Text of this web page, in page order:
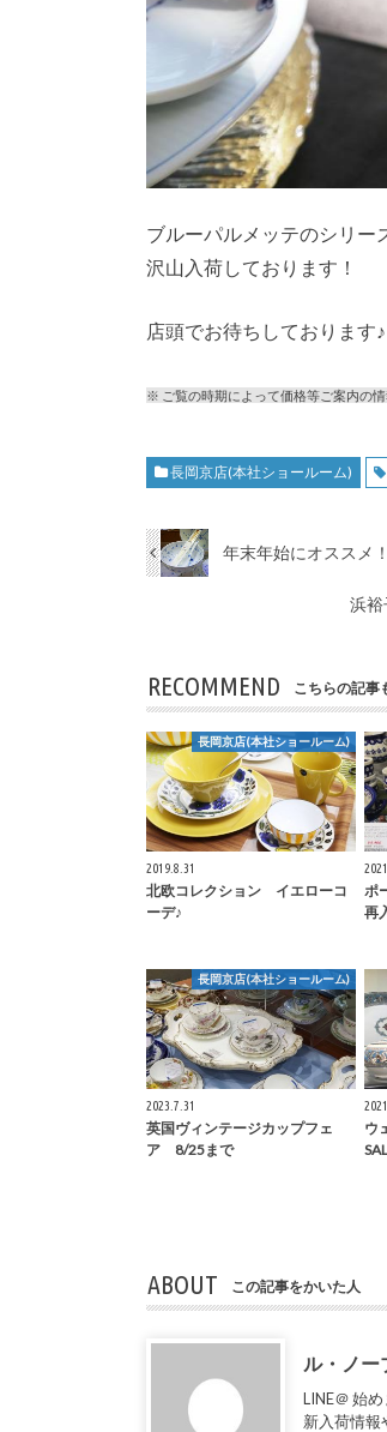
ブルーパルメッテのシリー
沢山入荷しております！
店頭でお待ちしております♪
※ ご覧の時期によって価格等ご案内の
長岡京店(本社ショールーム)
年末年始にオススメ
浜
RECOMMEND こちらの記事
長岡京店(本社ショールーム)
2019.8.31
北欧コレクション イエローコ
ーデ♪
ポ
再
長岡京店(本社ショールーム)
2023.7.31
英国ヴィンテージカップフェ
ア 8/25まで
ウ
ABOUT この記事をかいた人
ル・ノー
LINE＠ 始
新入荷情報